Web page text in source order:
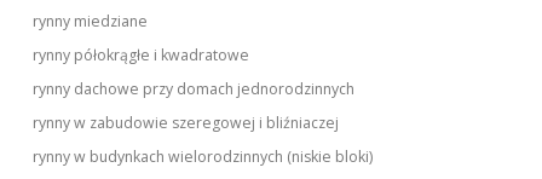
rynny miedziane
rynny półokrągłe i kwadratowe
rynny dachowe przy domach jednorodzinnych
rynny w zabudowie szeregowej i bliźniaczej
rynny w budynkach wielorodzinnych (niskie bloki)